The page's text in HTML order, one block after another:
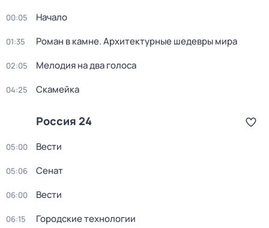
00:05 Начало
01:35 Роман в камне. Архитектурные шедевры мира
02:05 Мелодия на два голоса
04:25 Скамейка
Россия 24
05:00 Вести
05:06 Сенат
06:00 Вести
06:15 Городские технологии